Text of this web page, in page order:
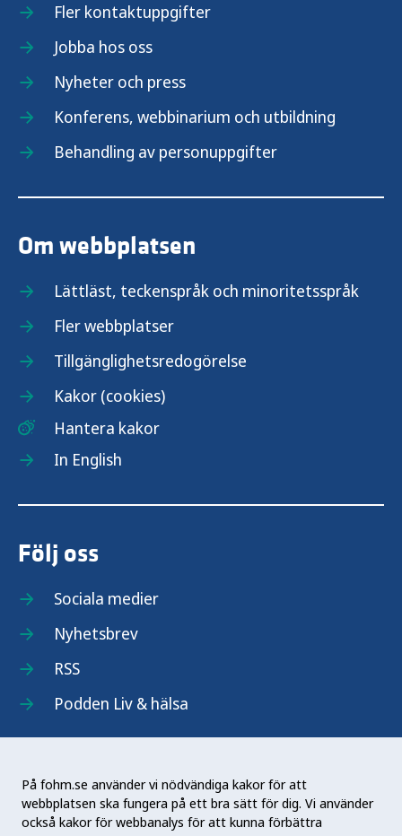
På fohm.se använder vi nödvändiga kakor för att
webbplatsen ska fungera på ett bra sätt för dig. Vi använder
också kakor för webbanalys för att kunna förbättra
Fler kontaktuppgifter
Jobba hos oss
Nyheter och press
Konferens, webbinarium och utbildning
Behandling av personuppgifter
Om webbplatsen
Lättläst, teckenspråk och minoritetsspråk
Fler webbplatser
Tillgänglighetsredogörelse
Kakor (cookies)
Hantera kakor
In English
Följ oss
Sociala medier
Nyhetsbrev
RSS
Podden Liv & hälsa
Folkhälsomyndigheten (Fohm) är en nationell